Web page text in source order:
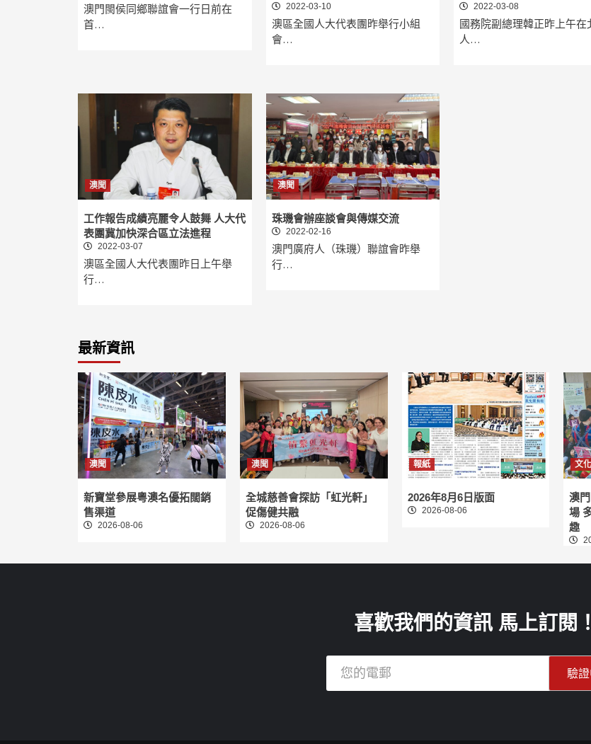
澳門閩侯同鄉聯誼會一行日前在
首…
2022-03-10
澳區全國人大代表團昨舉行小組
會…
2022-03-08
國務院副總理韓正昨上午在
人…
澳聞
工作報告成績亮麗令人鼓舞 人大代
表團冀加快深合區立法進程
2022-03-07
澳區全國人大代表團昨日上午舉
行…
澳聞
珠璣會辦座談會與傳媒交流
2022-02-16
澳門廣府人（珠璣）聯誼會昨舉
行…
最新資訊
澳聞
新寶堂參展粵澳名優拓闊銷
售渠道
2026-08-06
澳聞
全城慈善會探訪「虹光軒」
促傷健共融
2026-08-06
報紙
2026年8月6日版面
2026-08-06
文化
澳
場
趣
喜歡我們的資訊 馬上訂閱！